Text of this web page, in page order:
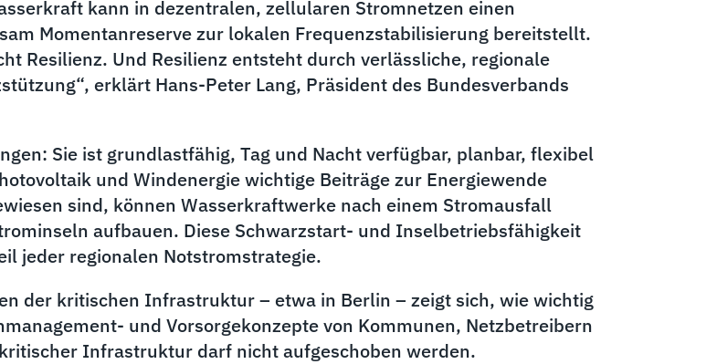
kann in dezentralen, zellularen Stromnetzen einen
Momentanreserve zur lokalen Frequenzstabilisierung bereitstellt.
Resilienz. Und Resilienz entsteht durch verlässliche, regionale
erklärt Hans-Peter Lang, Präsident des Bundesverbands
Sie ist grundlastfähig, Tag und Nacht verfügbar, planbar, flexibel
und Windenergie wichtige Beiträge zur Energiewende
sind, können Wasserkraftwerke nach einem Stromausfall
aufbauen. Diese Schwarzstart- und Inselbetriebsfähigkeit
jeder regionalen Notstromstrategie.
der kritischen Infrastruktur – etwa in Berlin – zeigt sich, wie wichtig
und Vorsorgekonzepte von Kommunen, Netzbetreibern
Infrastruktur darf nicht aufgeschoben werden.